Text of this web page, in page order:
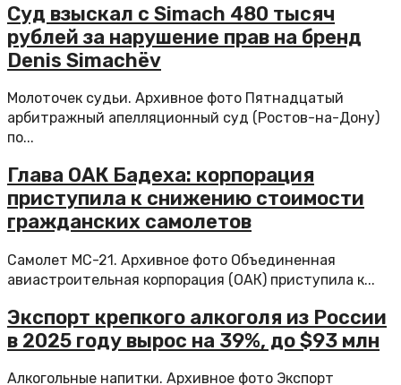
Суд взыскал с Simach 480 тысяч
рублей за нарушение прав на бренд
Denis Simachёv
Молоточек судьи. Архивное фото Пятнадцатый
арбитражный апелляционный суд (Ростов-на-Дону)
по...
Глава ОАК Бадеха: корпорация
приступила к снижению стоимости
гражданских самолетов
Самолет МС-21. Архивное фото Объединенная
авиастроительная корпорация (ОАК) приступила к...
Экспорт крепкого алкоголя из России
в 2025 году вырос на 39%, до $93 млн
Алкогольные напитки. Архивное фото Экспорт